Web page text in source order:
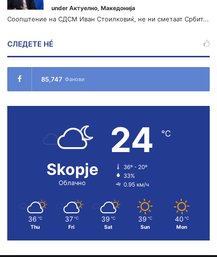
under Актуелно, Македонија
Соопштение на СДСМ Иван Стоилковиќ, не ни сметаат Србит...
СЛЕДЕТЕ НÉ
85,747 Фанови
Skopje
Облачно
24 ℃
36º - 20º
33%
0.95 км/ч
36 ℃
Thu
37 ℃
Fri
39 ℃
Sat
39 ℃
Sun
40 ℃
Mon